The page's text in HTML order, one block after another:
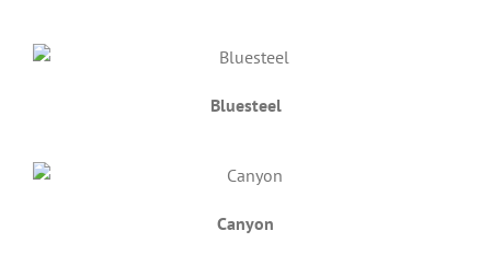
Bluesteel
Canyon